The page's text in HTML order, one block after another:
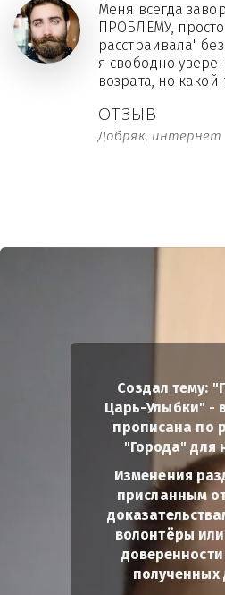
ОТЗЫВ
Добряк, интернет
Меня всегда
ПРОБЛЕМУ,
расстраивала"
я свободно
возрата, но
Создал тему:
Царь-Улыбки" -
прописана по
"Города" для
Изменения
присланным
волонтёры
доверенности
полученных